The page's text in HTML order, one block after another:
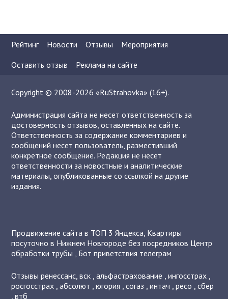
Рейтинг Новости Отзывы
Мероприятия
Оставить отзыв
Реклама на сайте
Copyright © 2008-2026 «RuStrahovka» (16+).
Администрация сайта не несет ответственность за
достоверность отзывов, оставленных на сайте.
Ответственность за содержание комментариев и
сообщений несет пользователь, разместивший
конкретное сообщение. Редакция не несет
ответственности за новостные и аналитические
материалы, опубликованные со ссылкой на другие
издания.
Продвижение сайта в ТОП 3 Яндекса Квартиры
посуточно в Нижнем Новгороде без посредников Центр
обработки трубы
Бот приветствия телеграм
Отзывыренессанс ,вск ,альфастрахование ,ингосстрах
росгосстрах ,абсолют ,югория ,согаз ,интач ,ресо ,сбер
,втб